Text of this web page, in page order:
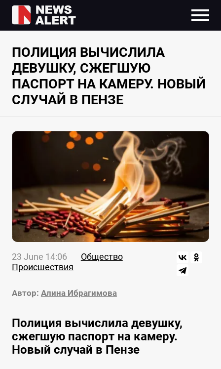
ПОЛИЦИЯ ВЫЧИСЛИЛА
ДЕВУШКУ, СЖЕГШУЮ
ПАСПОРТ НА КАМЕРУ. НОВЫЙ
СЛУЧАЙ В ПЕНЗЕ
23 June 14:06
Общество
Происшествия
Автор: Алина Ибрагимова
Полиция вычислила девушку,
сжегшую паспорт на камеру.
Новый случай в Пензе